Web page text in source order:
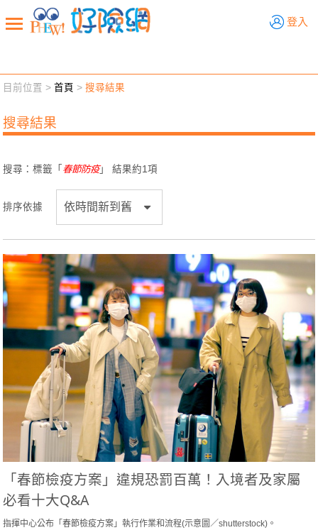
登入
新聞觀點 業務交流
退休先準備 好險學堂 輔銷工具 活動專區
目前位置 >首頁 >搜尋結果
搜尋結果
搜尋：標籤「 春節防疫」 結果約1項
排序依據
「春節檢疫方案」違規恐罰百萬！入境者及家屬
必看十大Q&A
指揮中心公布「春節檢疫方案」執行作業和流程(示意圖／shutterstock)。